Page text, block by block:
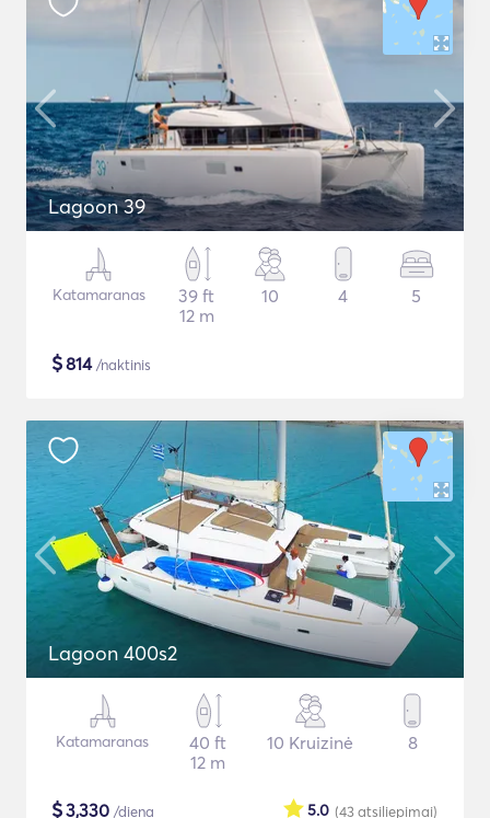
Lagoon 39
Katamaranas
39 ft
12 m
10 4 5
$814/naktinis
Lagoon 400s2
Katamaranas
40 ft
12 m
10 Kruizinė 8
$3,330 /diena (43atsiliepimai)
5.0